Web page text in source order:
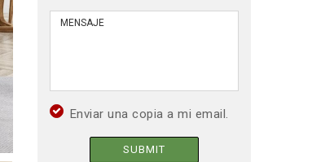
Enviar una copia a mi email.
SUBMIT